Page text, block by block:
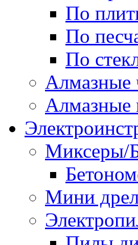
По
По
По
Алмазные
Алмазные
Миксеры/
Мини